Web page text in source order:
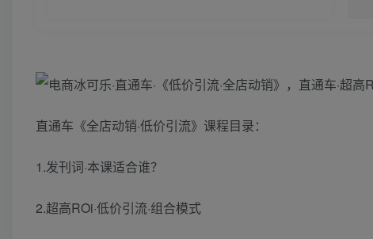
直通车《全店动销·低价引流》课程目录：
1.发刊词·本课适合谁？
2.超高ROi·低价引流·组合模式